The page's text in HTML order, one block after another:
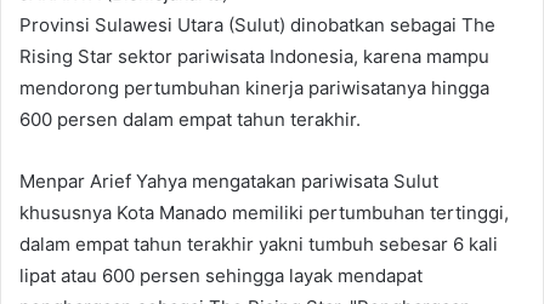
Provinsi Sulawesi Utara (Sulut) dinobatkan sebagai The
Rising Star sektor pariwisata Indonesia, karena mampu
mendorong pertumbuhan kinerja pariwisatanya hingga
600 persen dalam empat tahun terakhir.
Menpar Arief Yahya mengatakan pariwisata Sulut
khususnya Kota Manado memiliki pertumbuhan tertinggi,
dalam empat tahun terakhir yakni tumbuh sebesar 6 kali
lipat atau 600 persen sehingga layak mendapat